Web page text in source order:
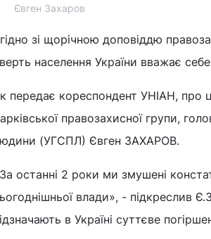
Євген Захаров
зі щорічною доповіддю
населення України вважає
передає кореспондент УНІАН, про
правозахисної групи,
(УГСПЛ) Євген ЗАХАРОВ.
останні 2 роки ми змушені
влади», - підкреслив
в Україні суттєве